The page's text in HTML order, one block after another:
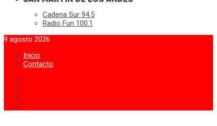
Cadena Sur 94.5
Radio Fun 100.1
9 agosto 2026
Inicio
Contacto